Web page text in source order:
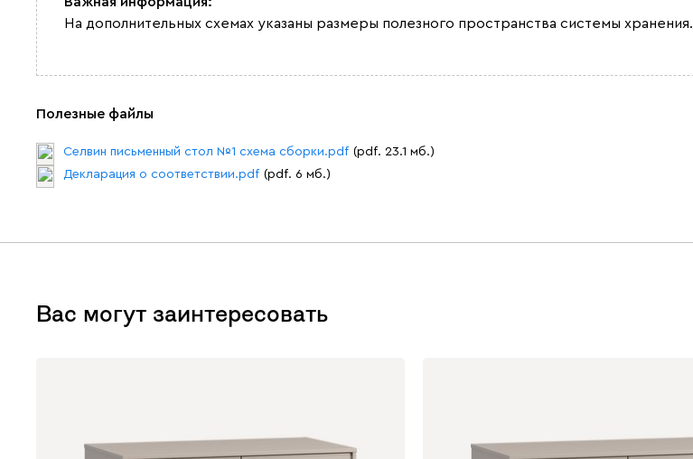
На дополнительных схемах указаны размеры полезного пространства системы хранения.
Полезные файлы
Селвин письменный стол №1 схема сборки.pdf (pdf. 23.1 мб.)
Декларация о соответствии.pdf (pdf. 6 мб.)
Вас могут заинтересовать